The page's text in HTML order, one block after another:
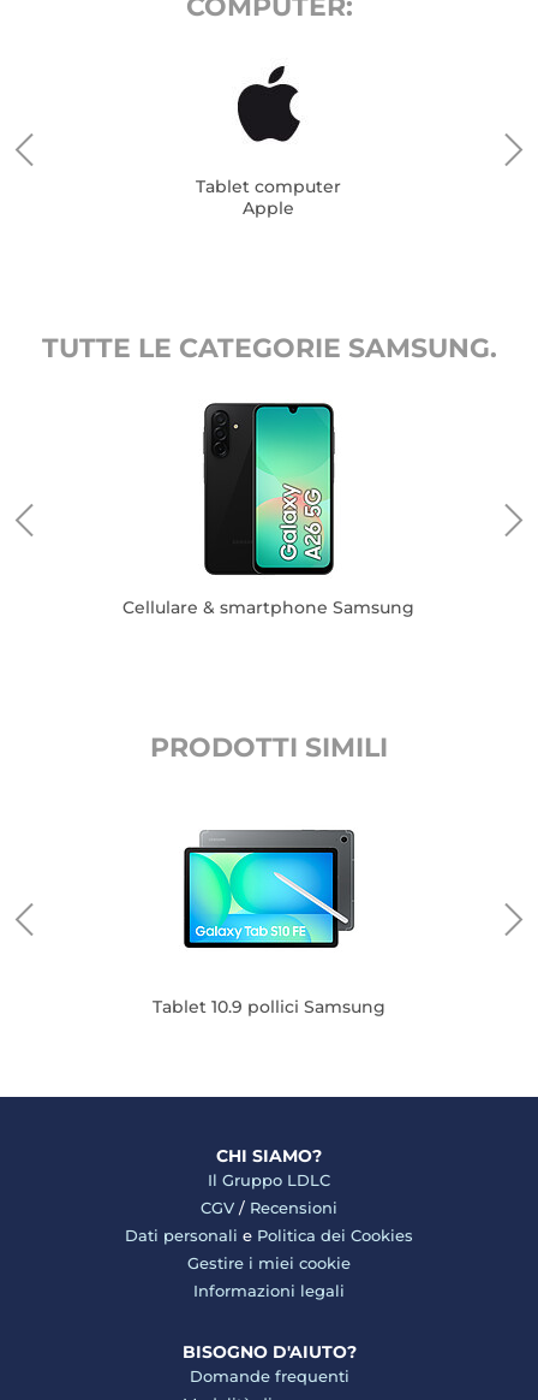
COMPUTER:
Tablet computer
Apple
TUTTE LE CATEGORIE SAMSUNG.
Cellulare & smartphone Samsung
PRODOTTI SIMILI
Tablet 10.9 pollici Samsung
CHI SIAMO?
Il Gruppo LDLC
CGV / Recensioni
Dati personali e Politica dei Cookies
Gestire i miei cookie
Informazioni legali
BISOGNO D'AIUTO?
Domande frequenti